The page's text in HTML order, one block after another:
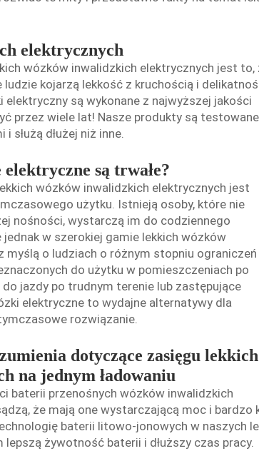
elektrycznych
wózków inwalidzkich elektrycznych jest to,
kojarzą lekkość z kruchością i
elektryczny są wykonane z najwyższej jakości
przez wiele lat! Nasze produkty są
służą dłużej niż inne.
są trwałe?
wózków inwalidzkich elektrycznych jest
użytku. Istnieją osoby, które nie
nośności, wystarczą im do codziennego
w szerokiej gamie lekkich wózków
o ludziach o różnym stopniu ograniczeń
do użytku w pomieszczeniach po
jazdy po trudnym terenie lub zastępujące
elektryczne to wydajne alternatywy dla
rozwiązanie.
dotyczące zasięgu lekkich
na jednym ładowaniu
baterii przenośnych wózków inwalidzkich
że mają one wystarczającą moc i bardzo
baterii litowo-jonowych w naszych
lepszą żywotność baterii i dłuższy czas pracy.